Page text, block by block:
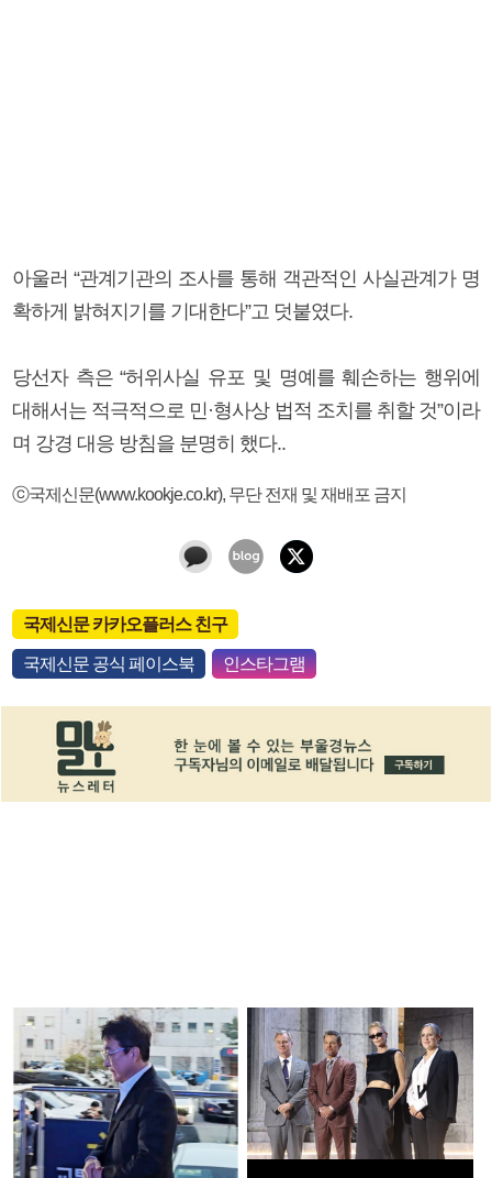
아울러 “관계기관의 조사를 통해 객관적인 사실관계가 명
확하게 밝혀지기를 기대한다”고 덧붙였다.
당선자 측은 “허위사실 유포 및 명예를 훼손하는 행위에
대해서는 적극적으로 민·형사상 법적 조치를 취할 것”이라
며 강경 대응 방침을 분명히 했다..
ⓒ국제신문(www.kookje.co.kr), 무단 전재 및 재배포 금지
국제신문 카카오플러스 친구
국제신문 공식 페이스북 인스타그램